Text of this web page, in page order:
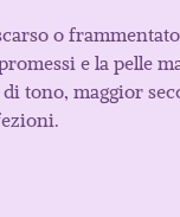
o
e la pelle
tono, maggior